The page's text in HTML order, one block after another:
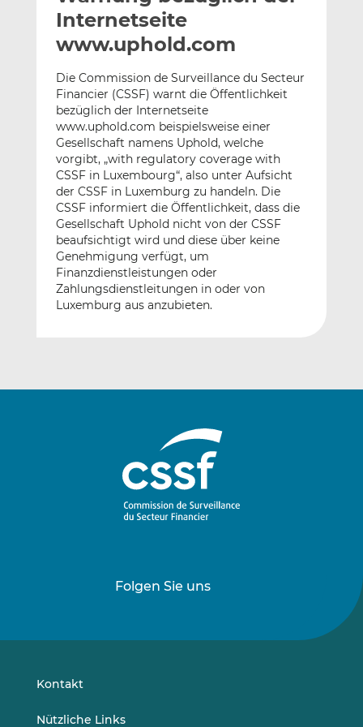
l
a
n
n
k
e
I
n
t
e
i
l
e
n
c
e
b
o
k
t
e
i
l
e
n
Internetseite
www.uphold.com
Die Commission de Surveillance du Secteur
Financier (CSSF) warnt die Öffentlichkeit
bezüglich der Internetseite
www.uphold.com beispielsweise einer
Gesellschaft namens Uphold, welche
vorgibt, „with regulatory coverage with
CSSF in Luxembourg“, also unter Aufsicht
der CSSF in Luxemburg zu handeln. Die
CSSF informiert die Öffentlichkeit, dass die
Gesellschaft Uphold nicht von der CSSF
beaufsichtigt wird und diese über keine
Genehmigung verfügt, um
Finanzdienstleistungen oder
Zahlungsdienstleitungen in oder von
Luxemburg aus anzubieten.
Folgen Sie uns
uns
uns
Kontakt
Nützliche Links